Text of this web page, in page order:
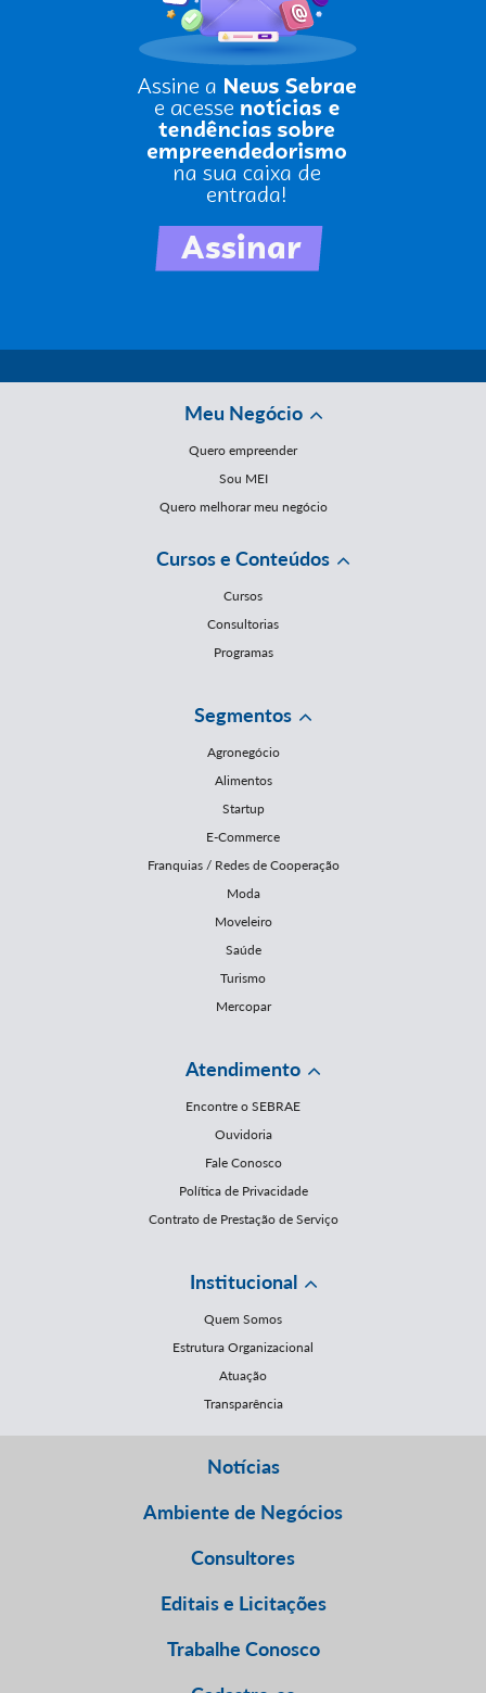
Meu Negócio
Quero empreender
Sou MEI
Quero melhorar meu negócio
Cursos e Conteúdos
Cursos
Consultorias
Programas
Segmentos
Agronegócio
Alimentos
Startup
E-Commerce
Franquias / Redes de Cooperação
Moda
Moveleiro
Saúde
Turismo
Mercopar
Atendimento
Encontre o SEBRAE
Ouvidoria
Fale Conosco
Política de Privacidade
Contrato de Prestação de Serviço
Institucional
Quem Somos
Estrutura Organizacional
Atuação
Transparência
Notícias
Ambiente de Negócios
Consultores
Editais e Licitações
Trabalhe Conosco